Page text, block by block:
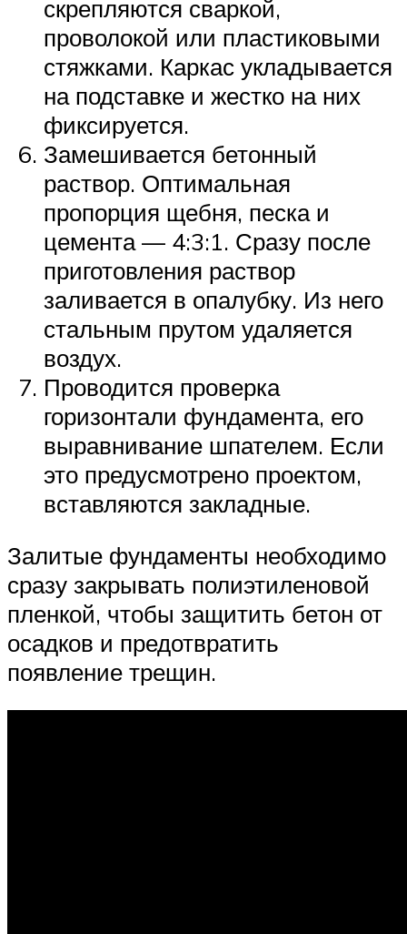
скрепляются сваркой,
проволокой или пластиковыми
стяжками. Каркас укладывается
на подставке и жестко на них
фиксируется.
Замешивается бетонный
раствор. Оптимальная
пропорция щебня, песка и
цемента — 4:3:1. Сразу после
приготовления раствор
заливается в опалубку. Из него
стальным прутом удаляется
воздух.
Проводится проверка
горизонтали фундамента, его
выравнивание шпателем. Если
это предусмотрено проектом,
вставляются закладные.
Залитые фундаменты необходимо
сразу закрывать полиэтиленовой
пленкой, чтобы защитить бетон от
осадков и предотвратить
появление трещин.